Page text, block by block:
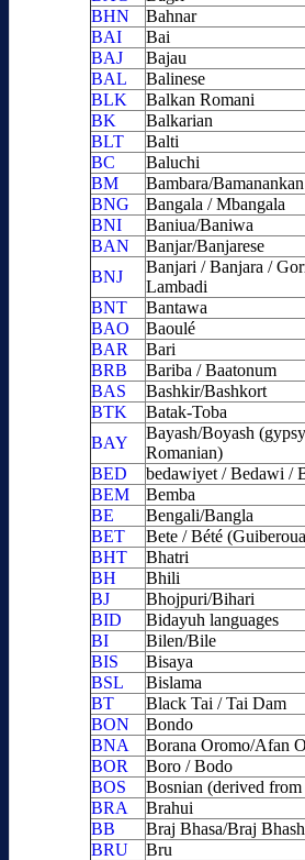
BHN
Bahnar
BAI
Bai
BAJ
Bajau
BAL
Balinese
BLK
Balkan Romani
BK
Balkarian
BLT
Balti
BC
Baluchi
BM
Bambara/Bamanankan
BNG
Bangala / Mbangala
BNI
Baniua/Baniwa
BAN
Banjar/Banjarese
BNJ
Banjari / Banjara /
Lambadi
BNT
Bantawa
BAO
Baoulé
BAR
Bari
BRB
Bariba / Baatonum
BAS
Bashkir/Bashkort
BTK
Batak-Toba
BAY
Bayash/Boyash
Romanian)
BED
bedawiyet / Bedawi /
BEM
Bemba
BE
Bengali/Bangla
BET
Bete / Bété
BHT
Bhatri
BH
Bhili
BJ
Bhojpuri/Bihari
BID
Bidayuh languages
BI
Bilen/Bile
BIS
Bisaya
BSL
Bislama
BT
Black Tai / Tai Dam
BON
Bondo
BNA
Borana Oromo/Afan
BOR
Boro / Bodo
BOS
Bosnian (derived from
BRA
Brahui
BB
Braj Bhasa/Braj
BRU
Bru